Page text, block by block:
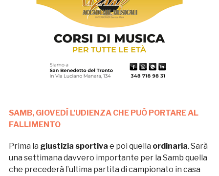
SAMB, GIOVEDÌ L’UDIENZA CHE PUÒ PORTARE AL
FALLIMENTO
Prima la giustizia sportiva e poi quella ordinaria. Sarà
una settimana davvero importante per la Samb quella
che precederà l’ultima partita di campionato in casa